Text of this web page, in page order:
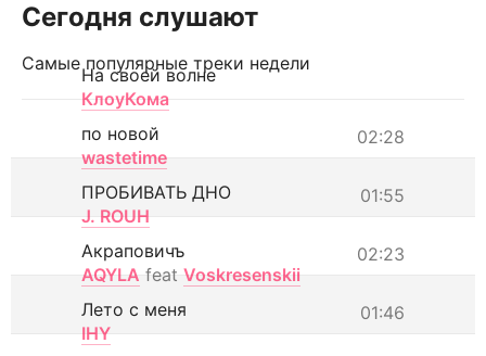
Сегодня слушают
Самые популярные треки недели
На своей волне
КлоуКома
02:28
по новой
wastetime
01:55
ПРОБИВАТЬ ДНО
J. ROUH
02:23
Акраповичъ
AQYLA feat Voskresenskii
01:46
Лето с меня
IHY